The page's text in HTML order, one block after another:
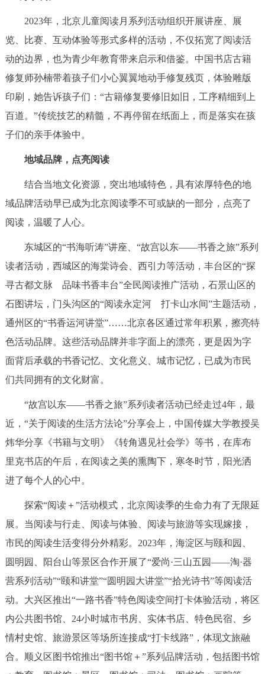
2023年，北京儿童阅读月系列活动组织开展讲座、展
览、比赛、互动体验等形式多样的活动，不仅拓宽了阅读活
动的边界，也为青少年教育带来启示和借鉴。中国书店古籍
修复师孙楠带着孩子们小心翼翼地动手修复残页，体验雕版
印刷，她告诉孩子们：“古籍修复要修旧如旧，工序精细到上
百道。”传统技艺的精髓，不再停留在纸面上，而是落实在孩
子们的亲手体验中。
地域品牌，点亮阅读
结合当地文化资源，突出地域特色，具有浓厚特色的地
域品牌活动早已成为北京阅读季不可或缺的一部分，点亮了
阅读，温暖了人心。
东城区的“书海听涛”讲座、“故宫以东——书香之旅”系列
读者活动，西城区的海棠诗会、西引力等活动，丰台区的“探
寻古都文脉 品味书香丰台”全民阅读推广活动，石景山区的
石图讲坛，门头沟区的“阅读永定河 打卡山水间”主题活动，
通州区的“书香运河讲堂”……北京各区通过常年积累，擦亮特
色活动品牌。这些活动品牌并非字面上的漂亮，更是因为字
面背后承载的书香记忆、文化意义、城市记忆，已成为市民
们共同拥有的文化财富。
“故宫以东——书香之旅”系列读者活动已经走过4年，最
近，“关于阅读的生活方法论”分享会上，中国传媒大学教授吴
炜华分享《书籍与文明》《转角遇见社会学》等书，在库布
里克书店的午后，在阅读之美的熏陶下，寒冬时节，阳光洒
进了每个人的心中。
探索“阅读＋”活动模式，北京阅读季的生命力有了无限延
展。当阅读与行走、阅读与体验、阅读与旅游等实现嫁接，
市民的阅读生活变得分外精彩。2023年，海淀区与颐和园、
圆明园、阳台山等景区合作开展了“爱尚·三山五园——淘·器
营系列活动”“颐和讲堂”“圆明园大讲堂”“拾光诗书”等阅读活
动。大兴区推出“一路书香”特色阅读空间打卡体验活动，将区
内公共图书馆、24小时城市书房、实体书店、特色民宿、乡
情村史馆、旅游景区等场所连接成“打卡线路”，体现文旅融
合。顺义区图书馆推出“图书馆＋”系列品牌活动，包括图书馆